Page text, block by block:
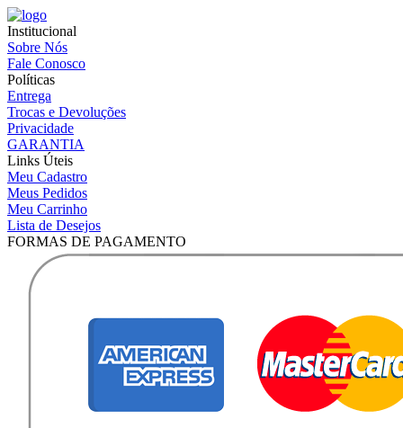
Institucional
Sobre Nós
Fale Conosco
Políticas
Entrega
Trocas e Devoluções
Privacidade
GARANTIA
Links Úteis
Meu Cadastro
Meus Pedidos
Meu Carrinho
Lista de Desejos
FORMAS DE PAGAMENTO